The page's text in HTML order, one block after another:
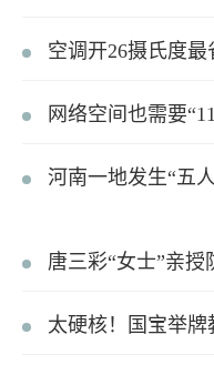
空调开26摄氏度最
网络空间也需要
河南一地发生“五
唐三彩“女士”亲授
太硬核！国宝举牌